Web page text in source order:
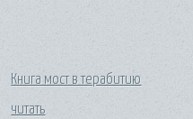
Книга мост в терабитию
читать